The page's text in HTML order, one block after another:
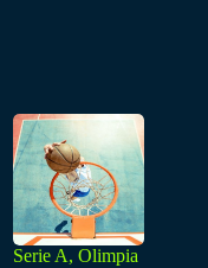
Serie A, Olimpia